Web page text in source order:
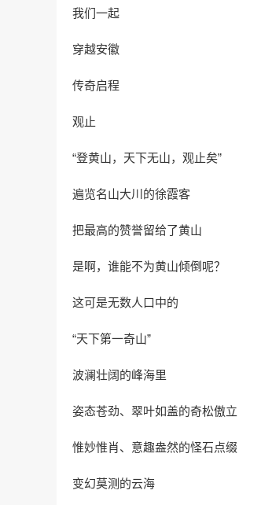
我们一起
穿越安徽
传奇启程
观止
“登黄山，天下无山，观止矣”
遍览名山大川的徐霞客
把最高的赞誉留给了黄山
是啊，谁能不为黄山倾倒呢？
这可是无数人口中的
“天下第一奇山”
波澜壮阔的峰海里
姿态苍劲、翠叶如盖的奇松傲立
惟妙惟肖、意趣盎然的怪石点缀
变幻莫测的云海